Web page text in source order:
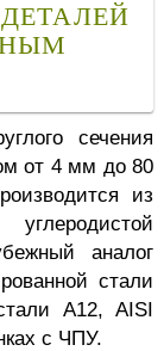
сечения
от 4 мм до 80
из
аналог
стали
А12, AISI
с ЧПУ.